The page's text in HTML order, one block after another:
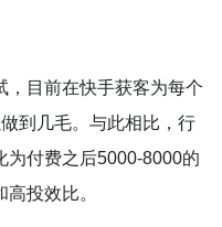
，目前在快手获客为每个
到几毛。与此相比，行
为付费之后5000-8000的
投效比。